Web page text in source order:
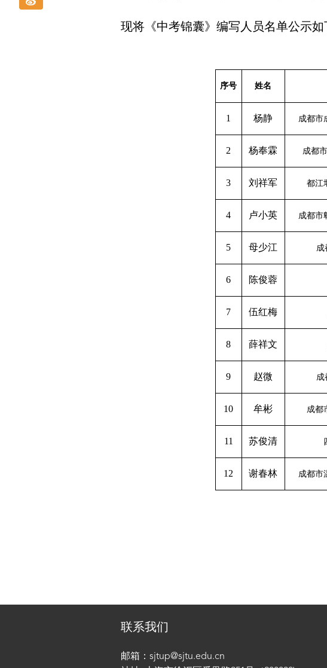
现将《中考锦囊》编写人员名单公示
序号 姓名
1 杨静 成都市
2 杨奉霖 成都
3 刘祥军 都江
4 卢小英 成都市
5 母少江 成
6 陈俊蓉
7 伍红梅
8 薛祥文
9 赵微 成
10 牟彬 成都
11 苏俊清
12 谢春林 成都市
联系我们
邮箱：sjtup@sjtu.edu.cn